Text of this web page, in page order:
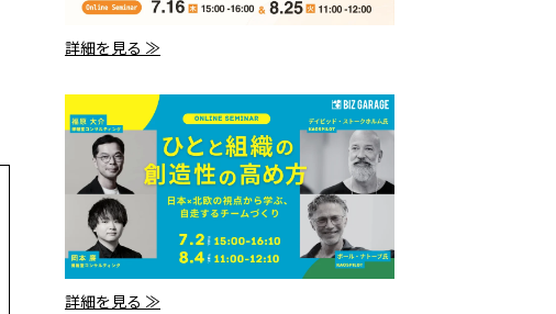
詳細を見る ≫
詳細を見る ≫